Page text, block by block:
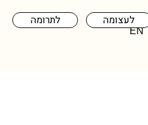
לתרומה לעצומה
EN